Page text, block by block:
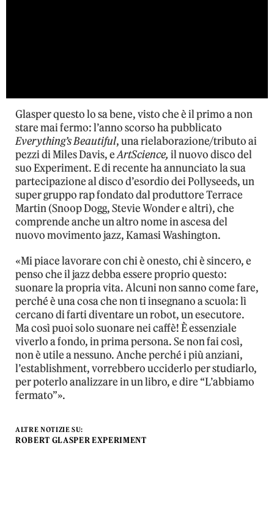
Glasper questo lo sa bene, visto che è il primo a non
stare mai fermo: l’anno scorso ha pubblicato
Everything’s Beautiful, una rielaborazione/tributo ai
pezzi di Miles Davis, eArtScience, il nuovo disco del
suo Experiment. E di recente ha annunciato la sua
partecipazione al disco d’esordio dei Pollyseeds, un
super gruppo rap fondato dal produttore Terrace
Martin (Snoop Dogg, Stevie Wonder e altri), che
comprende anche un altro nome in ascesa del
nuovo movimento jazz, Kamasi Washington.
«Mi piace lavorare con chi è onesto, chi è sincero, e
penso che il jazz debba essere proprio questo:
suonare la propria vita. Alcuni non sanno come fare,
perché è una cosa che non ti insegnano a scuola: lì
cercano di farti diventare un robot, un esecutore.
Ma così puoi solo suonare nei caffè! È essenziale
viverlo a fondo, in prima persona. Se non fai così,
non è utile a nessuno. Anche perché i più anziani,
l’establishment, vorrebbero ucciderlo per studiarlo,
per poterlo analizzare in un libro, e dire “L’abbiamo
fermato”».
ALTRE NOTIZIE SU:
ROBERT GLASPER EXPERIMENT